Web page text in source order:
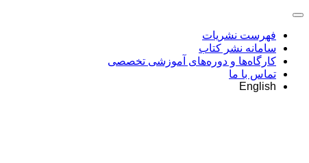
فهرست نشریات
سامانه نشر کتاب
کارگاه‌ها و دوره‌های آموزشی تخصصی
تماس با ما
English